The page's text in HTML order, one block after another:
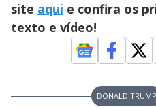
site aqui e confira os
texto e vídeo!
DONALD TRUMP